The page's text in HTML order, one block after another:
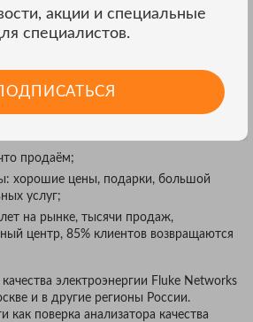
Fluke Networks по цене от 17242 до
ПОДОБРАТЬ
продаём;
хорошие цены, подарки, большой
услуг;
на рынке, тысячи продаж,
центр, 85% клиентов возвращаются
электроэнергии Fluke Networks
и в другие регионы России.
как поверка анализатора качества
акции и специальные
специалистов.